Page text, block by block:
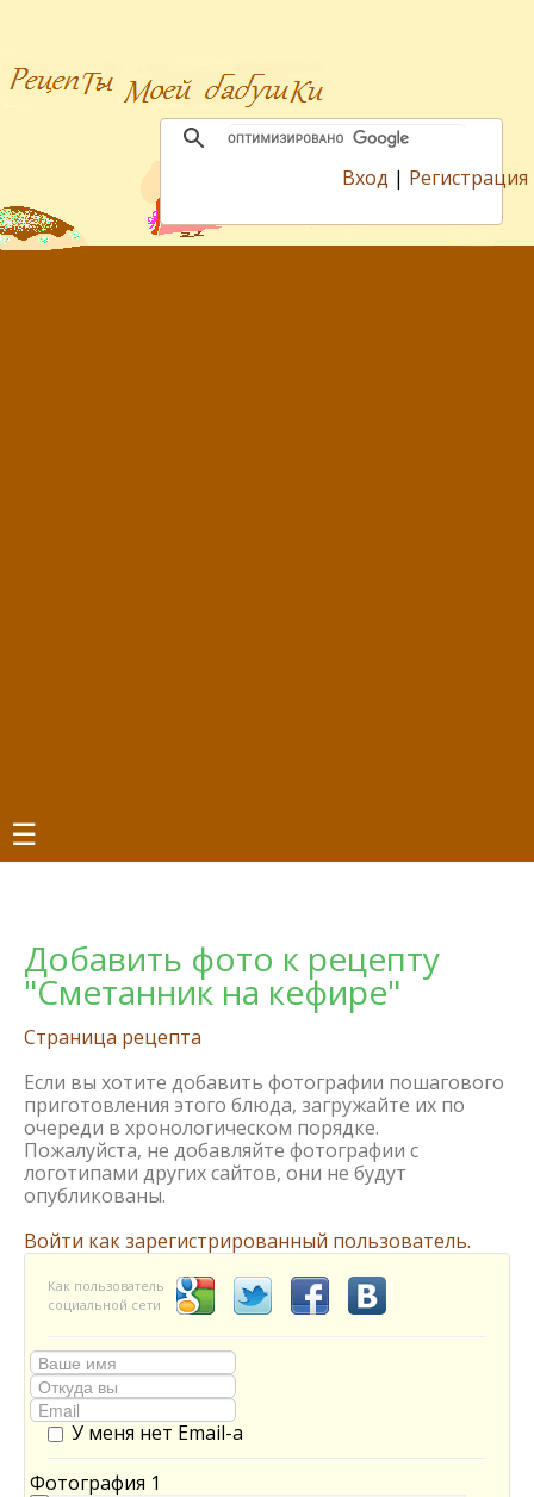
Вход | Регистрация
☰
Добавить фото к рецепту
"Сметанник на кефире"
Страница рецепта
Если вы хотите добавить фотографии пошагового
приготовления этого блюда, загружайте их по
очереди в хронологическом порядке.
Пожалуйста, не добавляйте фотографии с
логотипами других сайтов, они не будут
опубликованы.
Войти как зарегистрированный пользователь.
Как пользователь
социальной сети
У меня нет Email-а
Фотография 1